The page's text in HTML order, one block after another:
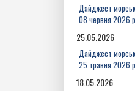
Дайджест
08 червня 2026
25.05.2026
Дайджест
25 травня 2026
18.05.2026